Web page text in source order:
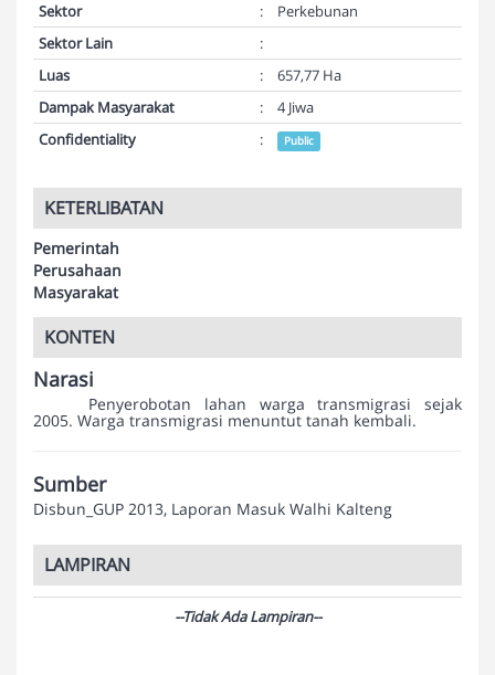
Sektor
:
Perkebunan
Sektor Lain
:
Luas
:
657,77 Ha
Dampak Masyarakat
:
4 Jiwa
Confidentiality
: Public
KETERLIBATAN
Pemerintah
Perusahaan
Masyarakat
KONTEN
Narasi
Penyerobotan lahan warga transmigrasi sejak
2005. Warga transmigrasi menuntut tanah kembali.
Sumber
Disbun_GUP 2013, Laporan Masuk Walhi Kalteng
LAMPIRAN
--Tidak Ada Lampiran--